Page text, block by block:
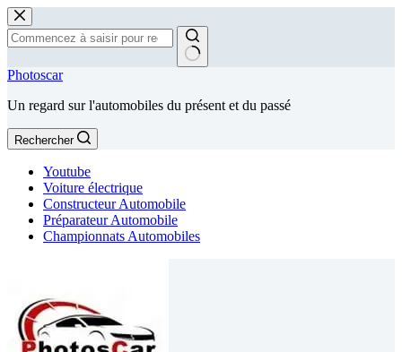
Passer
au
contenu
Aucun
Photoscar
Un regard sur l'automobiles du présent et du passé
Rechercher
Youtube
Voiture électrique
Constructeur Automobile
Préparateur Automobile
Championnats Automobiles